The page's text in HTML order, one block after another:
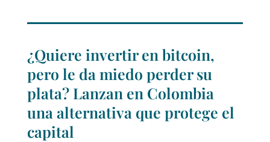
¿Quiere invertir en bitcoin,
pero le da miedo perder su
plata? Lanzan en Colombia
una alternativa que protege el
capital